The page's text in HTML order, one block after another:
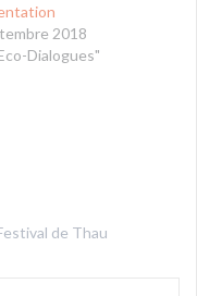
2018
Dialogues"
de Thau